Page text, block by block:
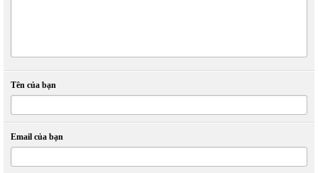
Tên của bạn
Email của bạn